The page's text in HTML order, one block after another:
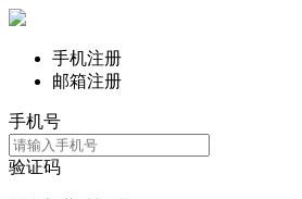
手机注册
邮箱注册
手机号
验证码